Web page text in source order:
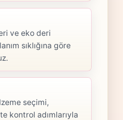
ve eko deri
sıklığına göre
seçimi,
kontrol adımlarıyla